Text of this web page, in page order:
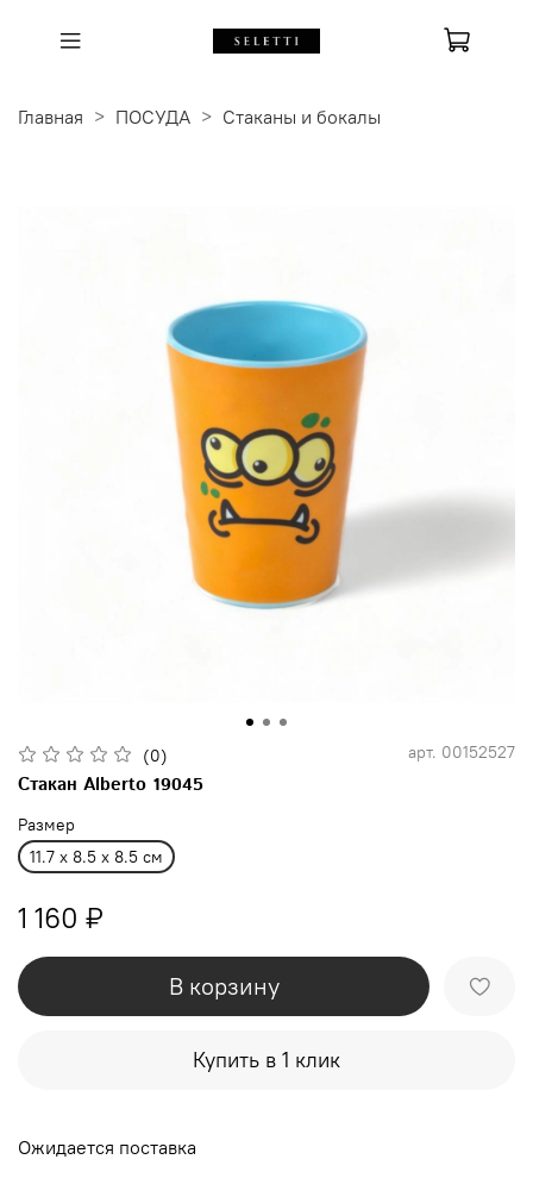
Главная ПОСУДА Стаканы и бокалы
(0) арт. 00152527
Стакан Alberto 19045
Размер
11.7 x 8.5 x 8.5 см
1 160 ₽
В корзину
Купить в 1 клик
Ожидается поставка